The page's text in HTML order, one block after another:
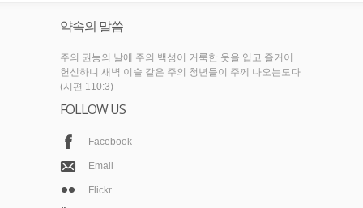
약속의 말씀
주의 권능의 날에 주의 백성이 거룩한 옷을 입고 즐거이
헌신하니 새벽 이슬 같은 주의 청년들이 주께 나오는도다
(시편 110:3)
FOLLOW US
Facebook
Email
Flickr